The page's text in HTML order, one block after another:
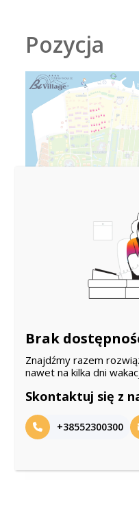
Pozycja
Brak
Znajdźmy razem
nawet na kilka dni
Skontaktuj się z
+38552300300